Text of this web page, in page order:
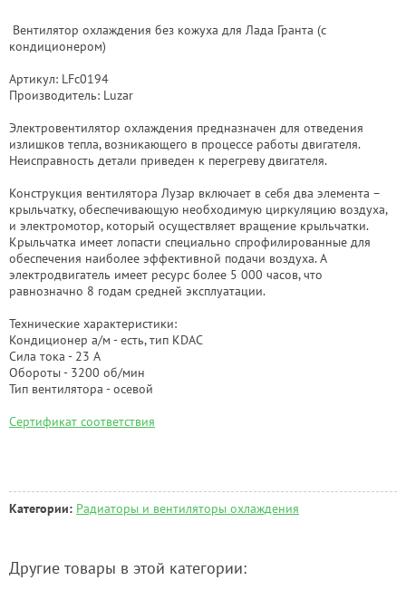
Вентилятор охлаждения без кожуха для Лада Гранта (с
кондиционером)
Артикул: LFc0194
Производитель: Luzar
Электровентилятор охлаждения предназначен для отведения
излишков тепла, возникающего в процессе работы двигателя.
Неисправность детали приведен к перегреву двигателя.
Конструкция вентилятора Лузар включает в себя два элемента –
крыльчатку, обеспечивающую необходимую циркуляцию воздуха,
и электромотор, который осуществляет вращение крыльчатки.
Крыльчатка имеет лопасти специально спрофилированные для
обеспечения наиболее эффективной подачи воздуха. А
электродвигатель имеет ресурс более 5 000 часов, что
равнозначно 8 годам средней эксплуатации.
Технические характеристики:
Кондиционер а/м - есть, тип KDAC
Сила тока - 23 А
Обороты - 3200 об/мин
Тип вентилятора - осевой
Сертификат соответствия
Категории: Радиаторы и вентиляторы охлаждения
Другие товары в этой категории: